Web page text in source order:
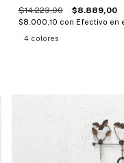
$14.223,00 $8.889,00
$8.000,10 con Efectivo en
4 colores